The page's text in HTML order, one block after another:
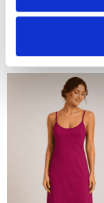
Large
Xl